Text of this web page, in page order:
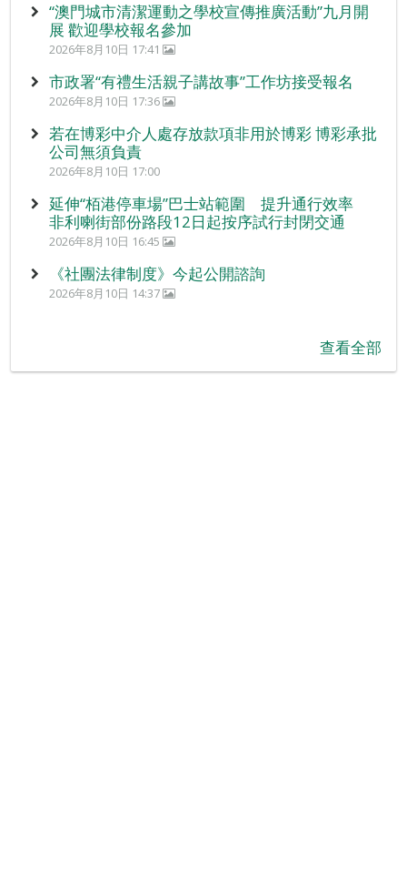
“澳門城市清潔運動之學校宣傳推廣活動”九月開
展 歡迎學校報名參加
2026年8月10日 17:41
市政署“有禮生活親子講故事”工作坊接受報名
2026年8月10日 17:36
若在博彩中介人處存放款項非用於博彩 博彩承批
公司無須負責
2026年8月10日 17:00
延伸“栢港停車場”巴士站範圍 提升通行效率
非利喇街部份路段12日起按序試行封閉交通
2026年8月10日 16:45
《社團法律制度》今起公開諮詢
2026年8月10日 14:37
查看全部